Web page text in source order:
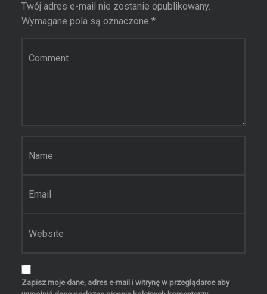
Twój adres e-mail nie zostanie opublikowany.
Wymagane pola są oznaczone *
Zapisz moje dane, adres e-mail i witrynę w przeglądarce aby